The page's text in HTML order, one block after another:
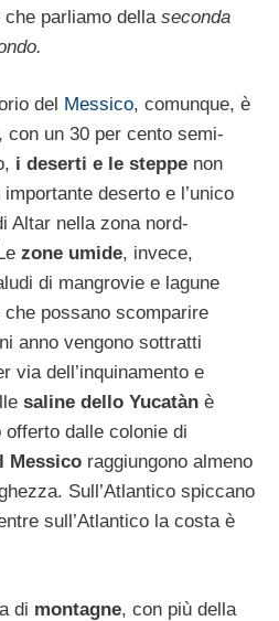
parliamo della seconda
del Messico, comunque, è
un 30 per cento semi-
i deserti e le steppe non
deserto e l’unico
Altar nella zona nord-
zone umide, invece,
di mangrovie e lagune
possano scomparire
anno vengono sottratti
via dell’inquinamento e
saline dello Yucatàn è
dalle colonie di
Messico raggiungono almeno
Sull’Atlantico spiccano
sull’Atlantico la costa è
di montagne, con più della